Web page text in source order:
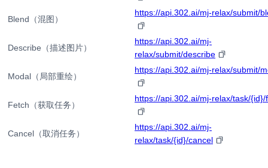
Blend（混图）
https://api.302.ai/mj-relax/submit/
Describe（描述图片）
https://api.302.ai/mj-
relax/submit/describe
Modal（局部重绘）
https://api.302.ai/mj-relax/submit/
Fetch（获取任务）
https://api.302.ai/mj-relax/task/{id}/
Cancel（取消任务）
https://api.302.ai/mj-
relax/task/{id}/cancel